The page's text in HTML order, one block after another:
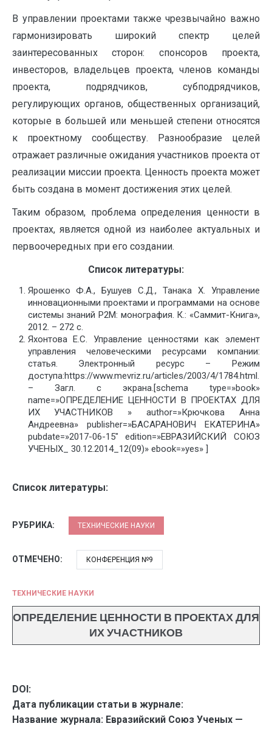
В управлении проектами также чрезвычайно важно
гармонизировать широкий спектр целей
заинтересованных сторон: спонсоров проекта,
инвесторов, владельцев проекта, членов команды
проекта, подрядчиков, субподрядчиков,
регулирующих органов, общественных организаций,
которые в большей или меньшей степени относятся
к проектному сообществу. Разнообразие целей
отражает различные ожидания участников проекта от
реализации миссии проекта. Ценность проекта может
быть создана в момент достижения этих целей.
Таким образом, проблема определения ценности в
проектах, является одной из наиболее актуальных и
первоочередных при его создании.
Список литературы:
Ярошенко Ф.А., Бушуев С.Д., Танака Х. Управление
инновационными проектами и программами на основе
системы знаний P2M: монография. К.: «Саммит-Книга»,
2012. – 272 с.
Яхонтова Е.С. Управление ценностями как элемент
управления человеческими ресурсами компании:
статья. Электронный ресурс – Режим
доступа:https://www.mevriz.ru/articles/2003/4/1784.html.
– Загл. с экрана.[schema type=»book»
name=»ОПРЕДЕЛЕНИЕ ЦЕННОСТИ В ПРОЕКТАХ ДЛЯ
ИХ УЧАСТНИКОВ » author=»Крючкова Анна
Андреевна» publisher=»БАСАРАНОВИЧ ЕКАТЕРИНА»
pubdate=»2017-06-15″ edition=»ЕВРАЗИЙСКИЙ СОЮЗ
УЧЕНЫХ_ 30.12.2014_12(09)» ebook=»yes» ]
Список литературы:
РУБРИКА: ТЕХНИЧЕСКИЕ НАУКИ
ОТМЕЧЕНО: КОНФЕРЕНЦИЯ №9
ТЕХНИЧЕСКИЕ НАУКИ
ОПРЕДЕЛЕНИЕ ЦЕННОСТИ В ПРОЕКТАХ ДЛЯ
ИХ УЧАСТНИКОВ
DOI:
Дата публикации статьи в журнале:
Название журнала: Евразийский Союз Ученых —